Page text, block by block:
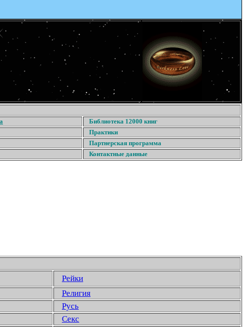
Библиотека 12000 книг
Практики
Партнерская программа
Контактные данные
Рейки
Религия
Русь
Секс